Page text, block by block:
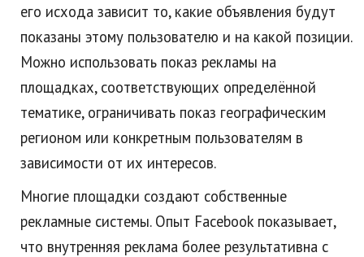
его исхода зависит то, какие объявления будут
показаны этому пользователю и на какой позиции.
Можно использовать показ рекламы на
площадках, соответствующих определённой
тематике, ограничивать показ географическим
регионом или конкретным пользователям в
зависимости от их интересов.
Многие площадки создают собственные
рекламные системы. Опыт Facebook показывает,
что внутренняя реклама более результативна с